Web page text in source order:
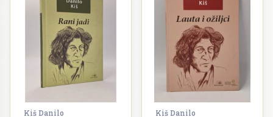
Kiš Danilo Kiš Danilo